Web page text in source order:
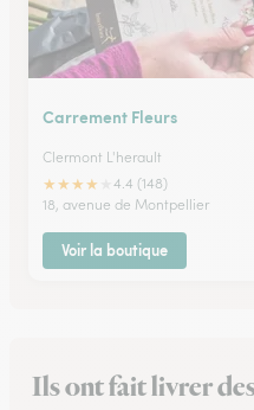
Carrement Fleurs
Clermont L'herault
★★★★
4.4 (148)
18, avenue de Montpellier
Voir la boutique
Ils ont fait livrer